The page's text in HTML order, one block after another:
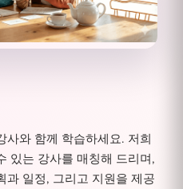
사와 함께 학습하세요. 저희
있는 강사를 매칭해 드리며,
과 일정, 그리고 지원을 제공